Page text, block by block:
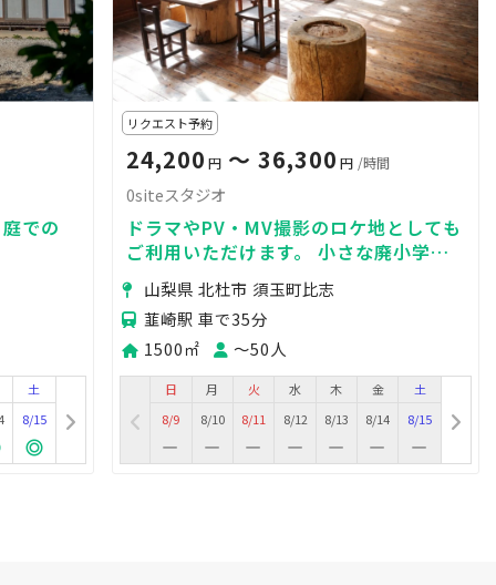
での
土
8/15
リクエスト予約
24,200 円〜 36,300 円 /時間
0siteスタジオ
ドラマやPV・MV撮影のロケ地としても
ご利用いただけます。 小さな廃小学校
や苔むした原生林を、商品やムービー撮
影にご活用ください。
山梨県 北杜市 須玉町比志
韮崎駅 車で35分
1500㎡
〜50人
日
8/9
月
8/10
火
8/11
水
8/12
木
8/13
金
8/14
土
8/15